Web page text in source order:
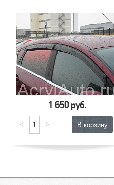
1 650 руб.
< >